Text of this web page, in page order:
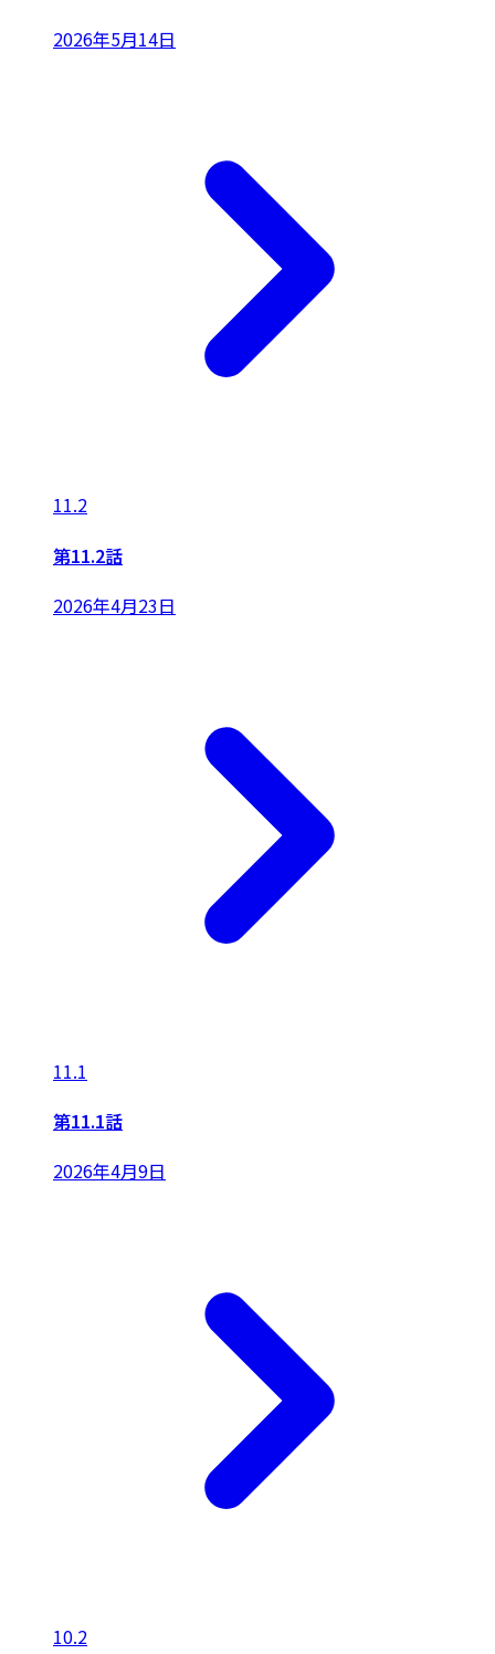
2026年5月14日
11.2
第11.2話
2026年4月23日
11.1
第11.1話
2026年4月9日
10.2